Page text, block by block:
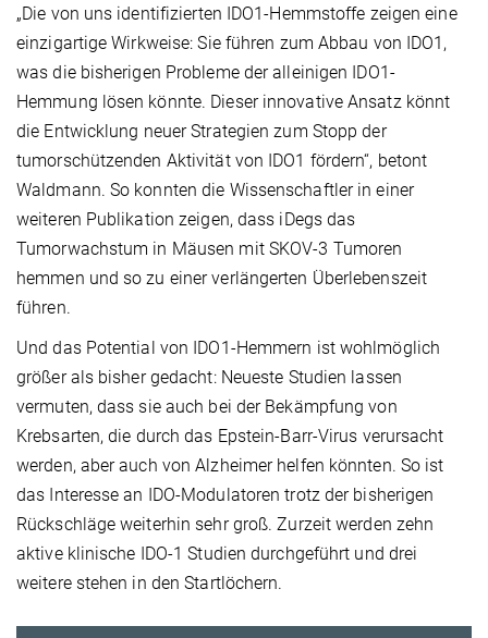
„Die von uns identifizierten IDO1-Hemmstoffe zeigen eine
einzigartige Wirkweise: Sie führen zum Abbau von IDO1,
was die bisherigen Probleme der alleinigen IDO1-
Hemmung lösen könnte. Dieser innovative Ansatz könnt
die Entwicklung neuer Strategien zum Stopp der
tumorschützenden Aktivität von IDO1 fördern“, betont
Waldmann. So konnten die Wissenschaftler in einer
weiteren Publikation zeigen, dass iDegs das
Tumorwachstum in Mäusen mit SKOV-3 Tumoren
hemmen und so zu einer verlängerten Überlebenszeit
führen.
Und das Potential von IDO1-Hemmern ist wohlmöglich
größer als bisher gedacht: Neueste Studien lassen
vermuten, dass sie auch bei der Bekämpfung von
Krebsarten, die durch das Epstein-Barr-Virus verursacht
werden, aber auch von Alzheimer helfen könnten. So ist
das Interesse an IDO-Modulatoren trotz der bisherigen
Rückschläge weiterhin sehr groß. Zurzeit werden zehn
aktive klinische IDO-1 Studien durchgeführt und drei
weitere stehen in den Startlöchern.